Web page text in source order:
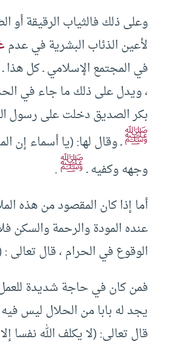
وعلى ذلك فالثياب الرقيقة أو
لأعين الذئاب البشرية في عدم
في المجتمع الإسلامي ـ كل هذا
، ويدل على ذلك ما جاء في
بكر الصديق دخلت على رسول
ﷺـ وقال لها: (يا أسماء إن
وجهه وكفيه ـﷺ.
أما إذا كان المقصود من هذه
عنده المودة والرحمة والسكن
الوقوع في الحرام ، قال
فمن كان في حاجة شديدة
يجد له بابا من الحلال ليس
قال تعالى: (لا يكلف الله نفسا